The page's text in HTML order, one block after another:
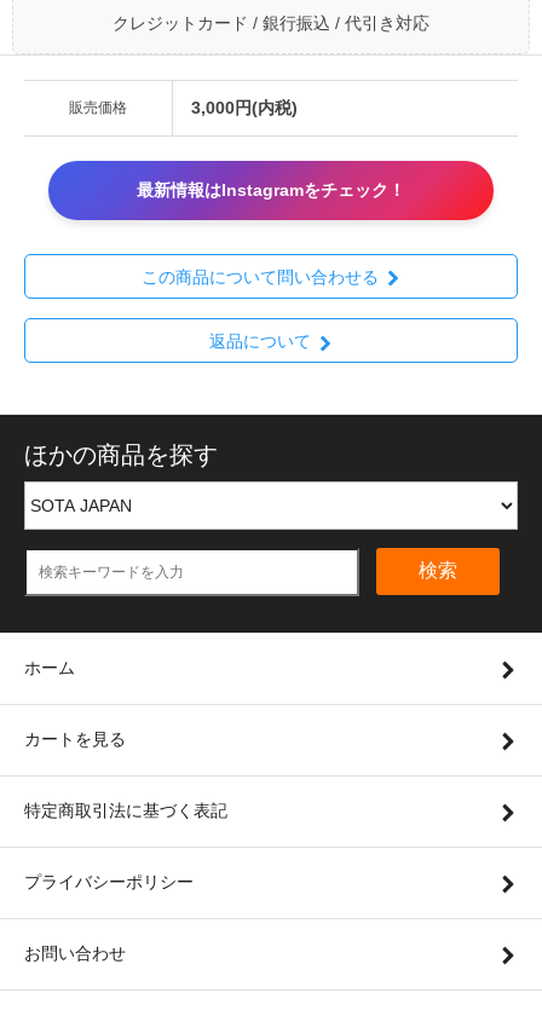
クレジットカード / 銀行振込 / 代引き対応
販売価格 3,000円(内税)
最新情報はInstagramをチェック！
この商品について問い合わせる
返品について
ほかの商品を探す
検索
ホーム
カートを見る
特定商取引法に基づく表記
プライバシーポリシー
お問い合わせ